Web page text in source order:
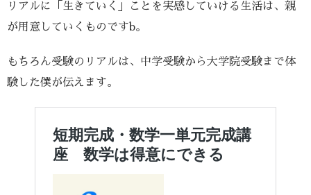
リアルに「生きていく」ことを実感していける生活は、親
が用意していくものですb。
もちろん受験のリアルは、中学受験から大学院受験まで体
験した僕が伝えます。